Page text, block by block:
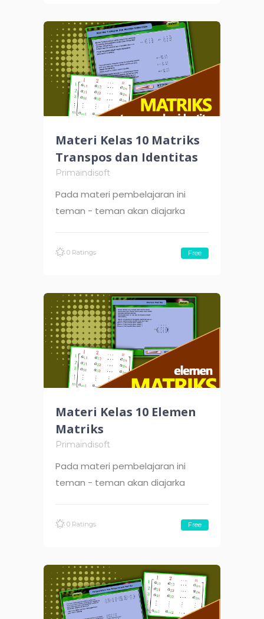
Materi Kelas 10 Matriks
Transpos dan Identitas
Primaindisoft
Pada materi pembelajaran ini
teman - teman akan diajarka
0 Ratings Free
Materi Kelas 10 Elemen
Matriks
Primaindisoft
Pada materi pembelajaran ini
teman - teman akan diajarka
0 Ratings Free